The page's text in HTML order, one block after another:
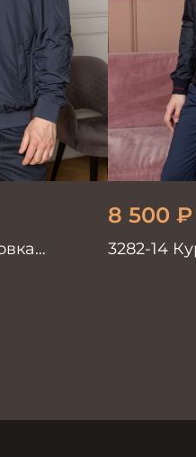
8 500 ₽
3282-14